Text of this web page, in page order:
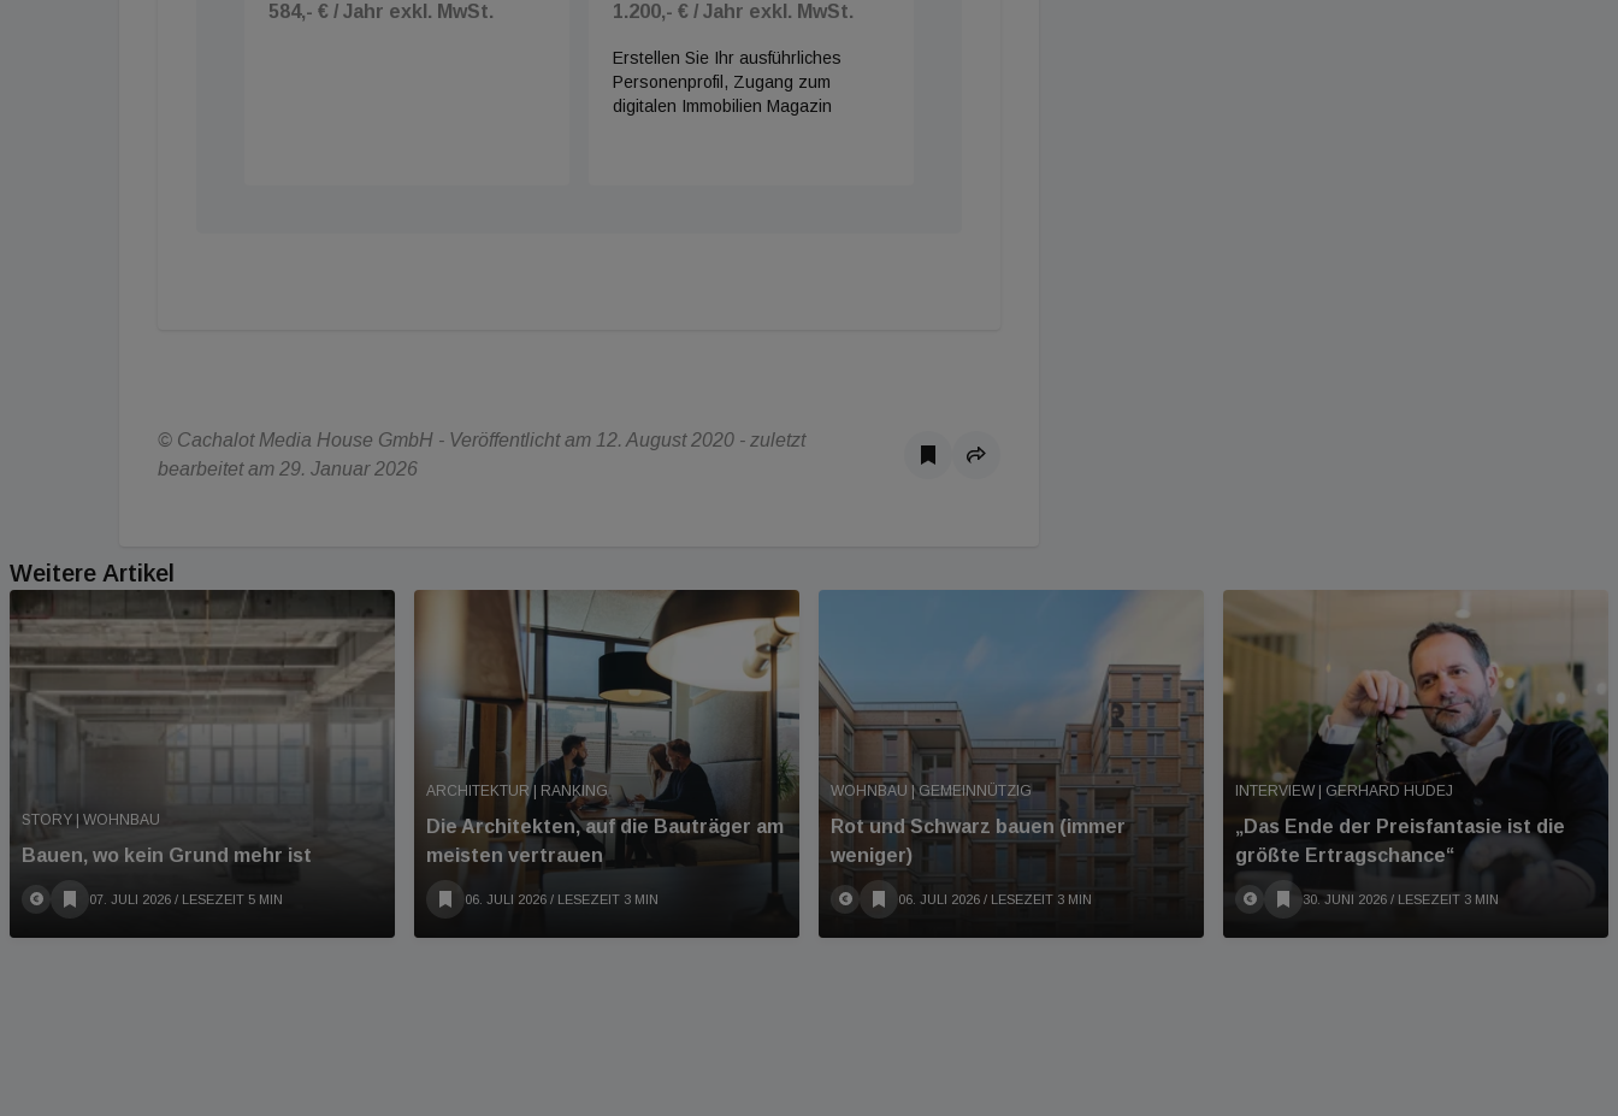
584,- € / Jahr exkl. MwSt.
1.200,- € / Jahr exkl. MwSt.
Erstellen Sie Ihr ausführliches
Personenprofil, Zugang zum
digitalen Immobilien Magazin
© Cachalot Media House GmbH - Veröffentlicht am 12. August 2020 - zuletzt
bearbeitet am 29. Januar 2026
Weitere Artikel
STORY | WOHNBAU
Bauen, wo kein Grund mehr ist
07. JULI 2026 / LESEZEIT 5 MIN
ARCHITEKTUR | RANKING
Die Architekten, auf die Bauträger am
meisten vertrauen
06. JULI 2026 / LESEZEIT 3 MIN
WOHNBAU | GEMEINNÜTZIG
Rot und Schwarz bauen (immer
weniger)
06. JULI 2026 / LESEZEIT 3 MIN
INTERVIEW | GERHARD HUDEJ
„Das Ende der Preisfantasie ist die
größte Ertragschance“
30. JUNI 2026 / LESEZEIT 3 MIN